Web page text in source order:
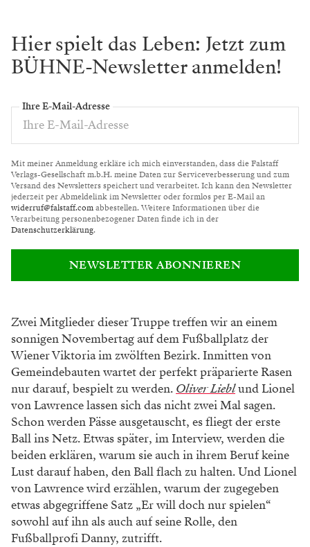
Hier spielt das Leben: Jetzt zum
BÜHNE-Newsletter anmelden!
Ihre E-Mail-Adresse
Mit meiner Anmeldung erkläre ich mich einverstanden, dass die Falstaff
Verlags-Gesellschaft m.b.H. meine Daten zur Serviceverbesserung und zum
Versand des Newsletters speichert und verarbeitet. Ich kann den Newsletter
jederzeit per Abmeldelink im Newsletter oder formlos per E-Mail an
widerruf@falstaff.comabbestellen. Weitere Informationen über die
Verarbeitung personenbezogener Daten finde ich in der
Datenschutzerklärung.
NEWSLETTER ABONNIEREN
Zwei Mitglieder dieser Truppe treffen wir an einem
sonnigen Novembertag auf dem Fußballplatz der
WienerViktoria im zwölften Bezirk. Inmittenvon
Gemeindebauten wartet der perfektpräparierte Rasen
nur darauf, bespieltzu werden. Oliver Lieblund Lionel
vonLawrence lassen sich das nicht zwei Mal sagen.
Schon werden Pässe ausgetauscht, es fliegt der erste
Ball ins Netz. Etwas später, im Interview, werden die
beidenerklären, warum sie auch in ihrem Berufkeine
Lust darauf haben, den Ball flachzu halten. Und Lionel
von Lawrencewird erzählen, warum der zugegeben
etwas abgegriffene Satz „Er will doch nur spielen“
sowohl auf ihn als auch auf seineRolle, den
Fußballprofi Danny, zutrifft.